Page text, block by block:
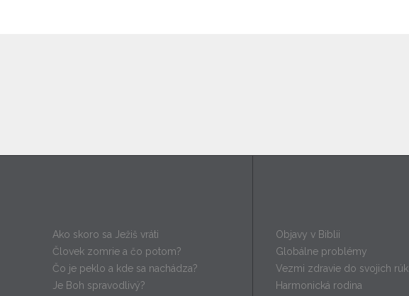
Ako skoro sa Ježiš vráti
Človek zomrie a čo potom?
Čo je peklo a kde sa nachádza?
Je Boh spravodlivý?
Objavy v Biblii
Globálne problémy
Vezmi zdravie do svojich rúk
Harmonická rodina